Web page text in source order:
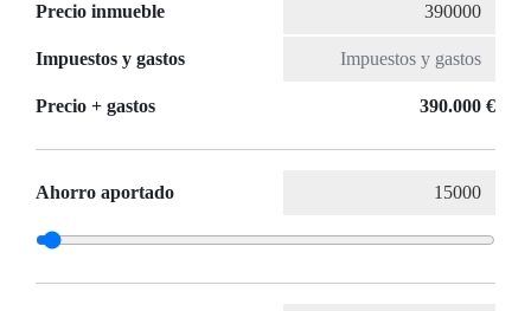
Precio inmueble
Impuestos y gastos
Precio + gastos 390.000 €
Ahorro aportado